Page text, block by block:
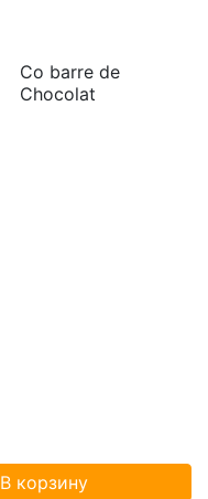
Co barre de
Chocolat
В корзину